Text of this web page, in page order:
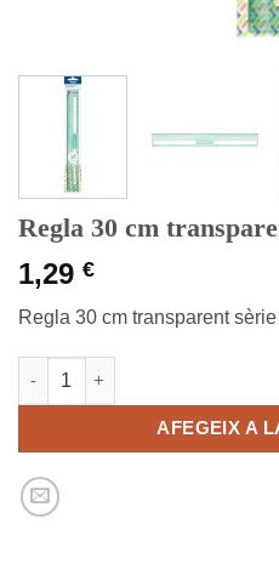
Regla 30 cm
1,29 €
Regla 30 cm transparent
quantitat de Regla 30 cm
AFEGEIX A